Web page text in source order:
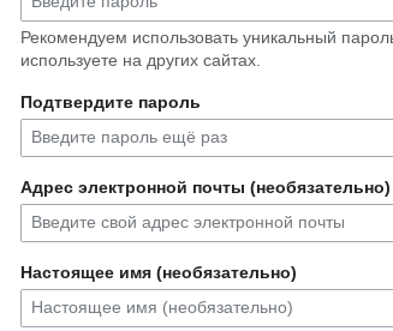
Рекомендуем использовать уникальный
используете на других сайтах.
Подтвердите пароль
Адрес электронной почты (необязательно)
Настоящее имя (необязательно)